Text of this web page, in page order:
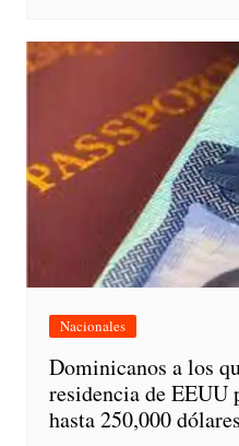
Nacionales
Dominicanos a los
residencia de EEUU
hasta 250,000 dólares